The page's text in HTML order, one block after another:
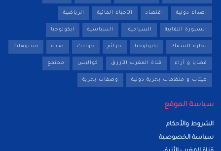
اصداء دولية اقتصاد الأحياء المائية الرياضية
السبورة النقابية السياحية. السياسية ايكولوجيا
تجارة السمك تكنولوجيا جرائم حوادث صحة فيديوهات
قضايا و آراء قناة المغرب الأزرق كواليس مجتمع
هيئات و منظمات بحرية دولية وصفات بحرية
سياسة الموقع
الشروط والأحكام
سياسة الخصوصية